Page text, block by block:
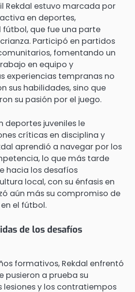
Rekdal estuvo marcada por
en deportes,
que fue una parte
Participó en partidos
fomentando un
en equipo y
experiencias tempranas no
sus habilidades, sino que
su pasión por el juego.
deportes juveniles le
críticas en disciplina y
aprendió a navegar por los
lo que más tarde
hacia los desafíos
local, con su énfasis en
aún más su compromiso de
el fútbol.
de los desafíos
formativos, Rekdal enfrentó
pusieron a prueba su
lesiones y los contratiempos